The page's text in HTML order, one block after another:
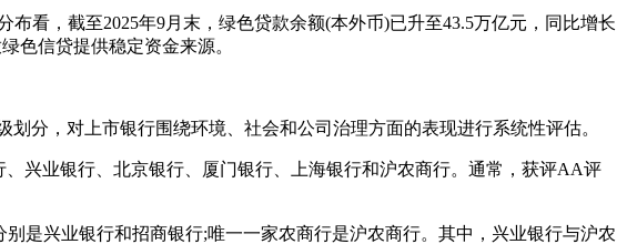
看，截至2025年9月末，绿色贷款余额(本外币)已升至43.5万亿元，同比增长
色信贷提供稳定资金来源。
分，对上市银行围绕环境、社会和公司治理方面的表现进行系统性评估。
兴业银行、北京银行、厦门银行、上海银行和沪农商行。通常，获评AA评
是兴业银行和招商银行;唯一一家农商行是沪农商行。其中，兴业银行与沪农